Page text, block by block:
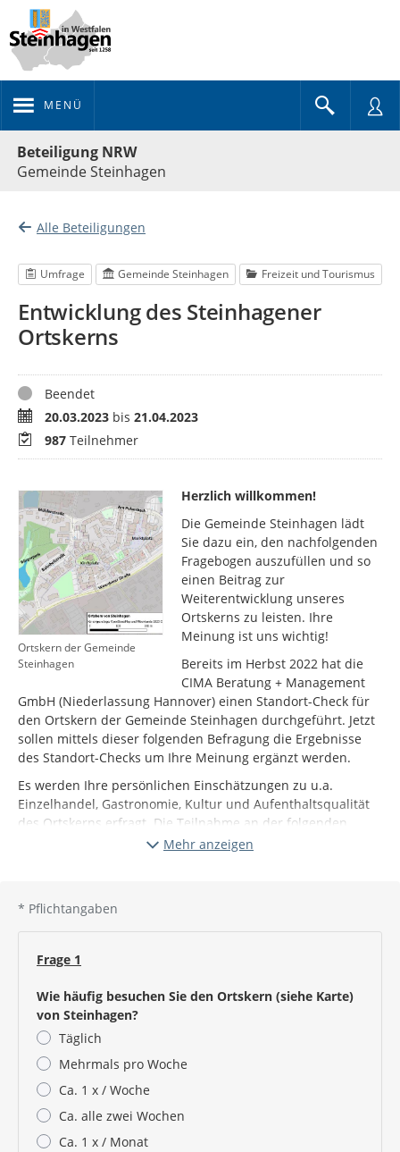
MENÜ
Beteiligung NRW
Gemeinde Steinhagen
Alle Beteiligungen
Umfrage Gemeinde Steinhagen Freizeit und Tourismus
Entwicklung des Steinhagener
Ortskerns
StatusBeendet
Zeitraum20.03.2023 bis 21.04.2023
Teilnehmer
987 Teilnehmer
Ortskern der Gemeinde
Steinhagen
Herzlich willkommen!
Die Gemeinde Steinhagen lädt
Sie dazu ein, den nachfolgenden
Fragebogen auszufüllen und so
einen Beitrag zur
Weiterentwicklung unseres
Ortskerns zu leisten. Ihre
Meinung ist uns wichtig!
Bereits im Herbst 2022 hat die
CIMA Beratung + Management
GmbH (Niederlassung Hannover) einen Standort-Check für
den Ortskern der Gemeinde Steinhagen durchgeführt. Jetzt
sollen mittels dieser folgenden Befragung die Ergebnisse
des Standort-Checks um Ihre Meinung ergänzt werden.
Es werden Ihre persönlichen Einschätzungen zu u.a.
Einzelhandel, Gastronomie, Kultur und Aufenthaltsqualität
des Ortskerns erfragt. Die Teilnahme an der folgenden
Befragung dauert nurca. 7 Minuten, ist
diesem Fragebogen mit
Schon einmal vielen Dank für Ihre Teilnahme!
Ihre Sarah Süß, Bürgermeisterin
Mehr anzeigen
* Pflichtangaben
Frage 1
Wie häufig besuchen Sie den Ortskern (siehe Karte)
von Steinhagen?
Täglich
Mehrmals pro Woche
Ca. 1 x / Woche
Ca. alle zwei Wochen
Ca. 1 x / Monat